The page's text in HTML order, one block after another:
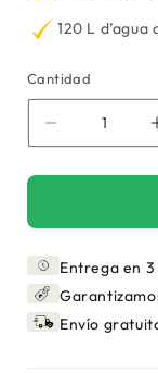
120 L d’agua
Cantidad
Reducir
cantidad
para
-
Eléctrico
120
litros
2.4kw
Entrega en
Envío